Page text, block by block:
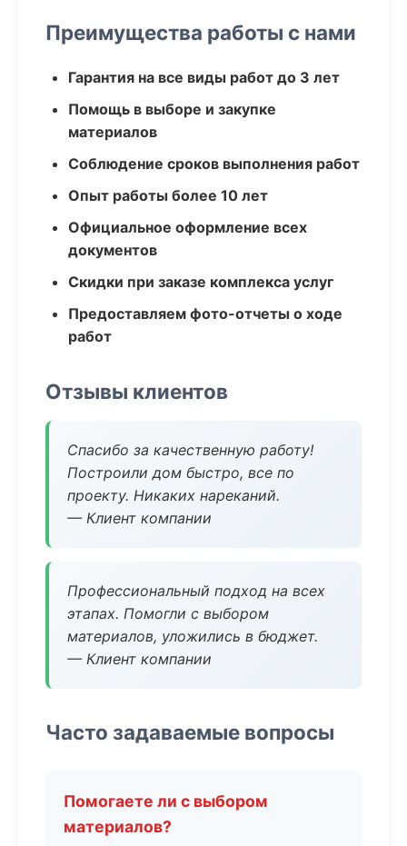
Преимущества работы с нами
Гарантия на все виды работ до 3 лет
Помощь в выборе и закупке
материалов
Соблюдение сроков выполнения работ
Опыт работы более 10 лет
Официальное оформление всех
документов
Скидки при заказе комплекса услуг
Предоставляем фото-отчеты о ходе
работ
Отзывы клиентов
Спасибо за качественную работу!
Построили дом быстро, все по
проекту. Никаких нареканий.
— Клиент компании
Профессиональный подход на всех
этапах. Помогли с выбором
материалов, уложились в бюджет.
— Клиент компании
Часто задаваемые вопросы
Помогаете ли с выбором
материалов?